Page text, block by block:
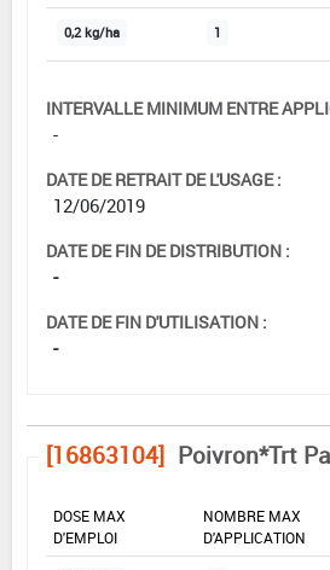
0,2 kg/ha 1
INTERVALLE MINIMUM ENTRE
-
DATE DE RETRAIT DE L'USAGE :
12/06/2019
DATE DE FIN DE DISTRIBUTION :
-
DATE DE FIN D'UTILISATION :
-
[16863104] Poivron*Trt
DOSE MAX
D'EMPLOI
NOMBRE MAX
D'APPLICATION